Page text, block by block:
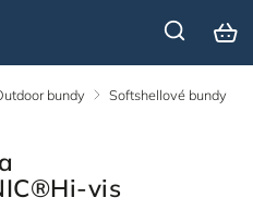
bundy /
Softshellové bundy
vis